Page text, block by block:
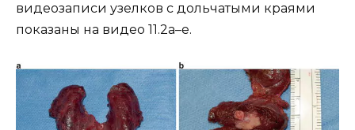
видеозаписи узелков с дольчатыми краями
показаны на видео 11.2a–e.